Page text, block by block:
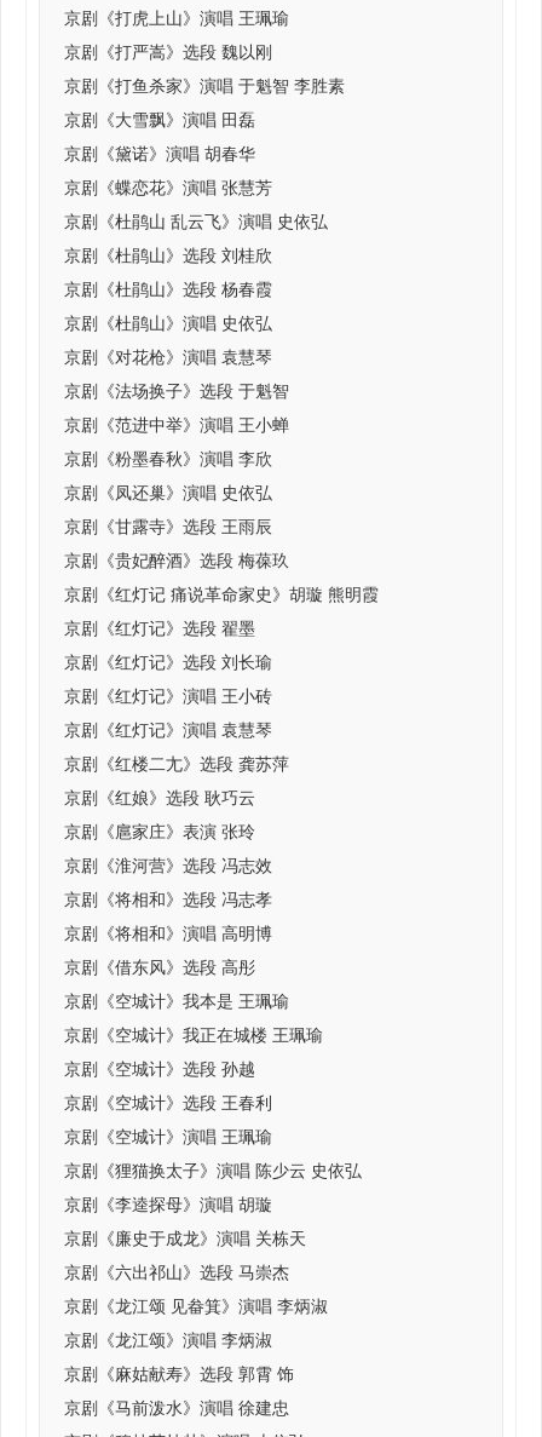
京剧《打虎上山》演唱 王珮瑜
京剧《打严嵩》选段 魏以刚
京剧《打鱼杀家》演唱 于魁智 李胜素
京剧《大雪飘》演唱 田磊
京剧《黛诺》演唱 胡春华
京剧《蝶恋花》演唱 张慧芳
京剧《杜鹃山 乱云飞》演唱 史依弘
京剧《杜鹃山》选段 刘桂欣
京剧《杜鹃山》选段 杨春霞
京剧《杜鹃山》演唱 史依弘
京剧《对花枪》演唱 袁慧琴
京剧《法场换子》选段 于魁智
京剧《范进中举》演唱 王小蝉
京剧《粉墨春秋》演唱 李欣
京剧《凤还巢》演唱 史依弘
京剧《甘露寺》选段 王雨辰
京剧《贵妃醉酒》选段 梅葆玖
京剧《红灯记 痛说革命家史》胡璇 熊明霞
京剧《红灯记》选段 翟墨
京剧《红灯记》选段 刘长瑜
京剧《红灯记》演唱 王小砖
京剧《红灯记》演唱 袁慧琴
京剧《红楼二尢》选段 龚苏萍
京剧《红娘》选段 耿巧云
京剧《扈家庄》表演 张玲
京剧《淮河营》选段 冯志效
京剧《将相和》选段 冯志孝
京剧《将相和》演唱 高明博
京剧《借东风》选段 高彤
京剧《空城计》我本是 王珮瑜
京剧《空城计》我正在城楼 王珮瑜
京剧《空城计》选段 孙越
京剧《空城计》选段 王春利
京剧《空城计》演唱 王珮瑜
京剧《狸猫换太子》演唱 陈少云 史依弘
京剧《李逵探母》演唱 胡璇
京剧《廉史于成龙》演唱 关栋天
京剧《六出祁山》选段 马崇杰
京剧《龙江颂 见畚箕》演唱 李炳淑
京剧《龙江颂》演唱 李炳淑
京剧《麻姑献寿》选段 郭霄 饰
京剧《马前泼水》演唱 徐建忠